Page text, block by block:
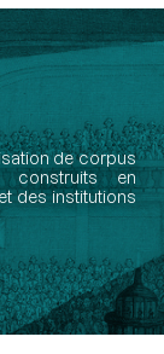
de corpus
construits en
des institutions